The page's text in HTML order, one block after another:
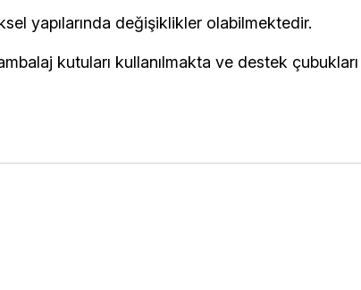
yapılarında değişiklikler olabilmektedir.
kutuları kullanılmakta ve destek çubukları